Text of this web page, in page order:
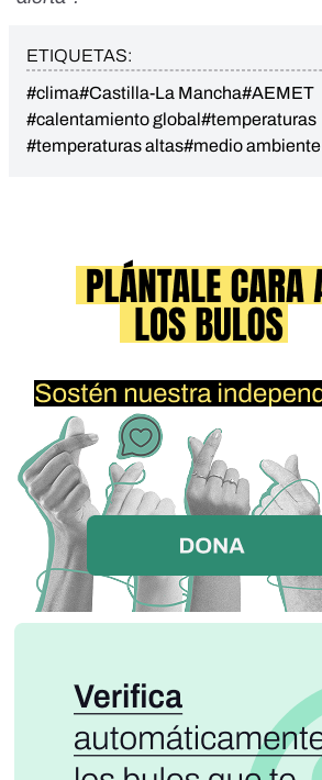
ETIQUETAS:
#clima#Castilla-La Mancha#AEMET
#calentamiento global#temperaturas
#temperaturas altas#medio ambiente